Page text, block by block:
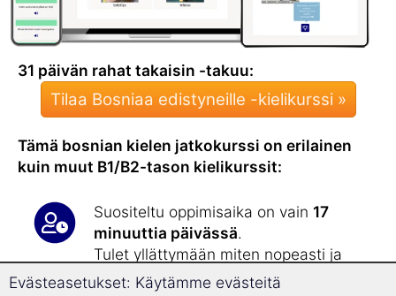
31 päivän rahat takaisin -takuu:
Tilaa Bosniaa edistyneille -kielikurssi »
Tämä bosnian kielen jatkokurssi on erilainen
kuin muut B1/B2-tason kielikurssit:
Suositeltu oppimisaika on vain 17
minuuttia päivässä.
Tulet yllättymään miten nopeasti ja
tehokkaastilaajennat
Evästeasetukset: Käytämme evästeitä